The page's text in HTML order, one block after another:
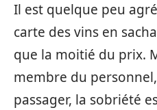
Il est quelque peu
carte des vins en
que la moitié du prix.
membre du
passager, la sobriété